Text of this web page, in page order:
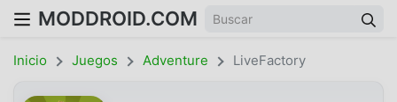
MODDROID.COM
Inicio Juegos Adventure LiveFactory